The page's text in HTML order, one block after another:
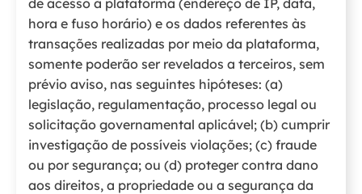
de acesso à plataforma (endereço de IP, data,
hora e fuso horário) e os dados referentes às
transações realizadas por meio da plataforma,
somente poderão ser revelados a terceiros, sem
prévio aviso, nas seguintes hipóteses: (a)
legislação, regulamentação, processo legal ou
solicitação governamental aplicável; (b) cumprir
investigação de possíveis violações; (c) fraude
ou por segurança; ou (d) proteger contra dano
aos direitos, a propriedade ou a segurança da